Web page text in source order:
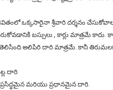
జీవితంలో ఒక్కసారైనా శ్రీవారి దర్శనం
బస్సులు , కార్లు మాత్రమే
అలిపిరి దారి మాత్రమే. కానీ
దారి
మరియు ప్రధానమైన దారి.